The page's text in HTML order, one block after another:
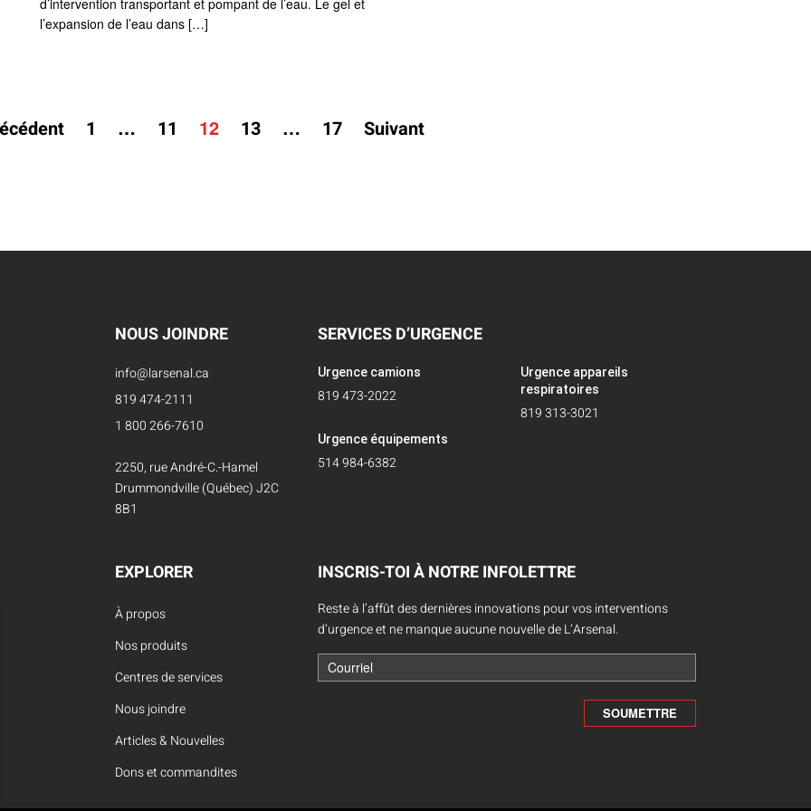
d’intervention transportant et pompant de l’eau. Le gel et
l’expansion de l’eau dans […]
1 … 11 12 13 … 17 Suivant
NOUS JOINDRE
info@larsenal.ca
819 474-2111
1 800 266-7610
2250, rue André-C.-Hamel
Drummondville (Québec) J2C
8B1
SERVICES D’URGENCE
Urgence camions
819 473-2022
Urgence équipements
514 984-6382
Urgence appareils
respiratoires
819 313-3021
EXPLORER
À propos
Nos produits
Centres de services
Nous joindre
Articles & Nouvelles
Dons et commandites
INSCRIS-TOI À NOTRE INFOLETTRE
Reste à l’affût des dernières innovations pour vos interventions
d’urgence et ne manque aucune nouvelle de L’Arsenal.